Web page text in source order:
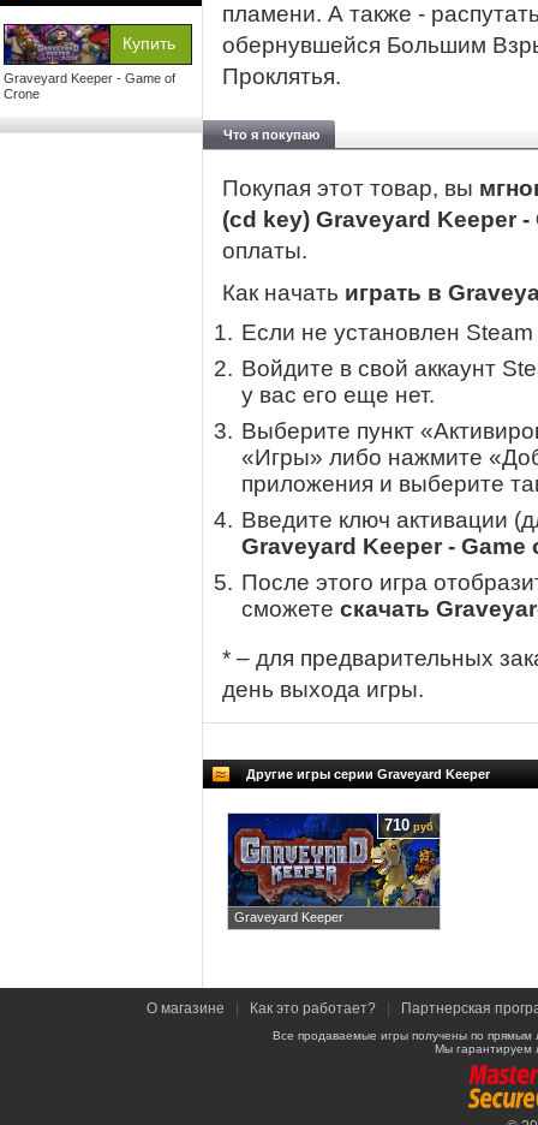
Graveyard Keeper - Game of
Crone
пламени. А также -
обернувшейся Большим
Проклятья.
Что я покупаю
Покупая этот товар, вы
(cd key) Graveyard Keeper
оплаты.
Как начать играть в
Если не установлен
Войдите в свой аккаунт
у вас его еще нет.
Выберите пункт
«Игры» либо нажмите
приложения и выберите
Введите ключ активации
Graveyard Keeper - Game
После этого игра
сможете скачать
* – для предварительных
день выхода игры.
Другие игры серии Graveyard Keeper
Graveyard Keeper
710 руб
О магазине Как это работает? Партнерская
Все продаваемые игры получены по
Мы гарантируем